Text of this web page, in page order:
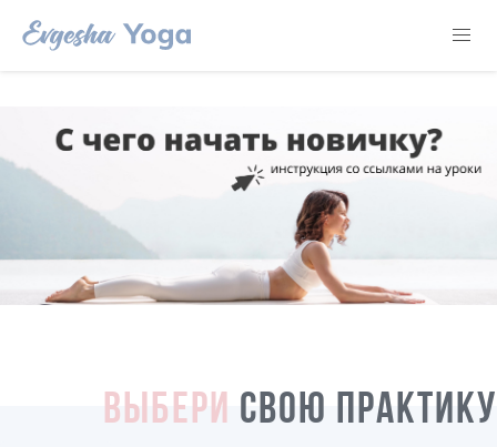
ВЫБЕРИ СВОЮ ПРАКТИКУ